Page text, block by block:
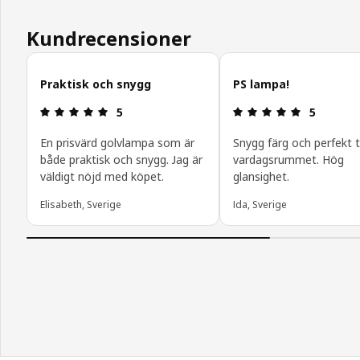
Kundrecensioner
Hoppa över
Praktisk och snygg
Recension: 5 utav 5 stjärnor.
5
En prisvärd golvlampa som är
både praktisk och snygg. Jag är
väldigt nöjd med köpet.
Elisabeth, Sverige
PS lampa!
5
Snygg färg och perfekt
vardagsrummet. Hög
glansighet.
Ida, Sverige